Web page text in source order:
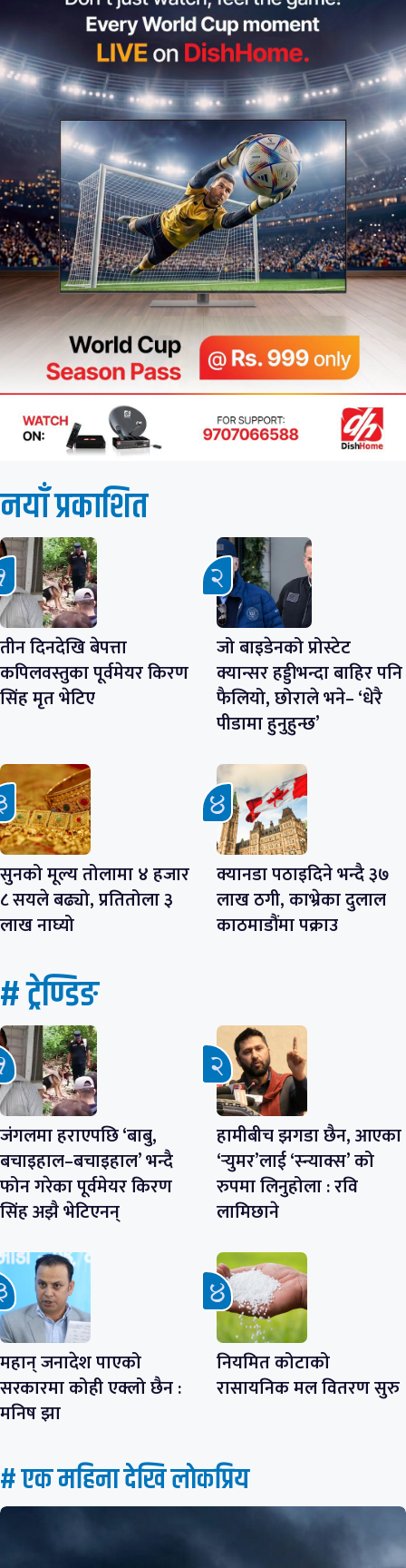
नयाँ प्रकाशित
तीन दिनदेखि बेपत्ता
कपिलवस्तुका पूर्वमेयर किरण
सिंह मृत भेटिए
जो बाइडेनको प्रोस्टेट
क्यान्सर हड्डीभन्दा बाहिर पनि
फैलियो, छोराले भने– ‘धेरै
पीडामा हुनुहुन्छ’
सुनको मूल्य तोलामा ४ हजार
८ सयले बढ्यो, प्रतितोला ३
लाख नाघ्यो
क्यानडा पठाइदिने भन्दै ३७
लाख ठगी, काभ्रेका दुलाल
काठमाडौंमा पक्राउ
# ट्रेण्डिङ
जंगलमा हराएपछि ‘बाबु,
बचाइहाल–बचाइहाल’ भन्दै
फोन गरेका पूर्वमेयर किरण
सिंह अझै भेटिएनन्
हामीबीच झगडा छैन, आएका
‘र्‍युमर’लाई ‘स्न्याक्स’ को
रुपमा लिनुहोला : रवि
लामिछाने
महान् जनादेश पाएको
सरकारमा कोही एक्लो छैन :
मनिष झा
नियमित कोटाको
रासायनिक मल वितरण सुरु
# एक महिना देखि लाेकप्रिय